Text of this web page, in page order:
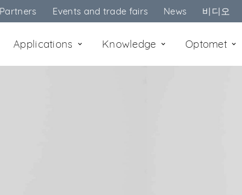
Events and trade fairs News 비디오
Applications Knowledge Optomet